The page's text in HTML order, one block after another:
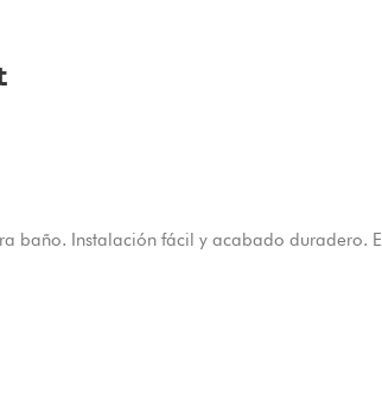
baño. Instalación fácil y acabado duradero.